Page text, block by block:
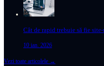
Cât de rapid trebuie să fie
10 ian. 2026
Vezi toate articolele →